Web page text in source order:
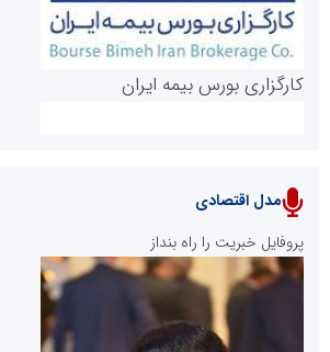
پایگاه خبری نهضت ملی مسکن
کارگزاری بورس بیمه ایران
مدل اقتصادی
پروفایل خبریت را راه بنداز